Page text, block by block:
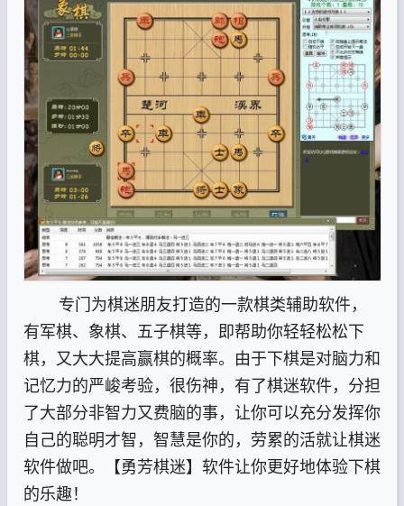
专门为棋迷朋友打造的一款棋类辅助软件，
有军棋、象棋、五子棋等，即帮助你轻轻松松下
棋，又大大提高赢棋的概率。由于下棋是对脑力和
记忆力的严峻考验，很伤神，有了棋迷软件，分担
了大部分非智力又费脑的事，让你可以充分发挥你
自己的聪明才智，智慧是你的，劳累的活就让棋迷
软件做吧。【勇芳棋迷】软件让你更好地体验下棋
的乐趣！